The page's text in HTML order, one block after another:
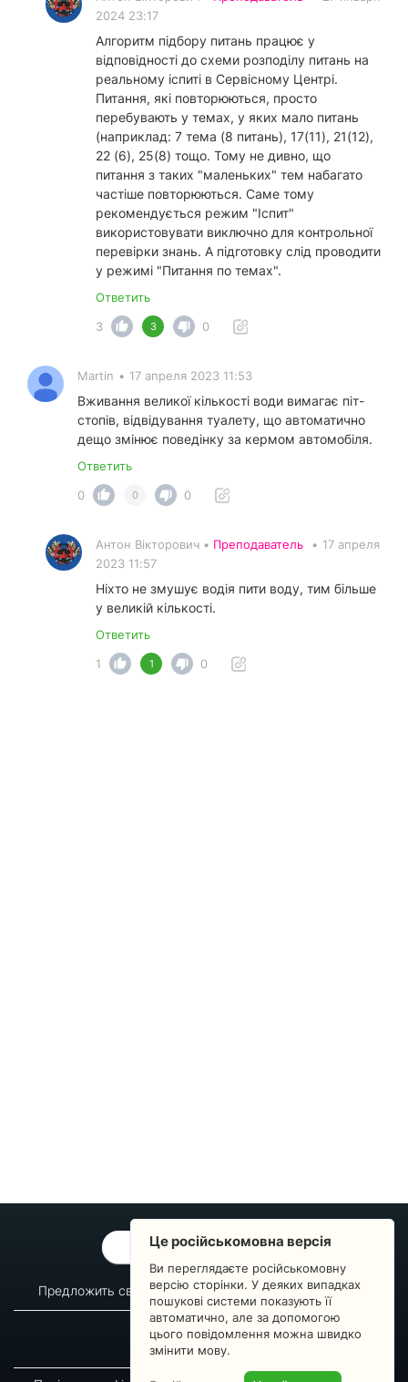
2024 23:17
Алгоритм підбору питань працює у
відповідності до схеми розподілу питань на
реальному іспиті в Сервісному Центрі.
Питання, які повторюються, просто
перебувають у темах, у яких мало питань
(наприклад: 7 тема (8 питань), 17(11), 21(12),
22 (6), 25(8) тощо. Тому не дивно, що
питання з таких "маленьких" тем набагато
частіше повторюються. Саме тому
рекомендується режим "Іспит"
використовувати виключно для контрольної
перевірки знань. А підготовку слід проводити
у режимі "Питання по темах".
Ответить
3
3 0
Martin • 17 апреля 2023 11:53
Вживання великої кількості води вимагає піт-
стопів, відвідування туалету, що автоматично
дещо змінює поведінку за кермом автомобіля.
Ответить
0
0 0
Антон Вікторович • Преподаватель • 17 апреля
2023 11:57
Ніхто не змушує водія пити воду, тим більше
у великій кількості.
Ответить
1
1 0
ОБРАТНАЯ СВЯЗЬ
Предложить свой вопрос Статистика изменений
О сервисе
Преподавателям
Новости
Пульс страны
Це російськомовна версія
Ви переглядаєте російськомовну
версію сторінки. У деяких випадках
пошукові системи показують її
автоматично, але за допомогою
цього повідомлення можна швидко
змінити мову.